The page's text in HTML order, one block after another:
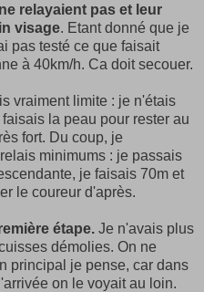
relayaient pas et leur
visage. Etant donné que je
pas testé ce que faisait
à 40km/h. Ca doit secouer.
vraiment limite : je n'étais
la peau pour rester au
fort. Du coup, je
minimums : je passais
je faisais 70m et
le coureur d'après.
étape. Je n'avais plus
démolies. On ne
principal je pense, car dans
on le voyait au loin.